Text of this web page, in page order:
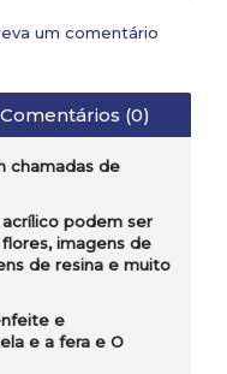
um comentário
Comentários (0)
chamadas de
podem ser
imagens de
de resina e muito
e
e a fera e O